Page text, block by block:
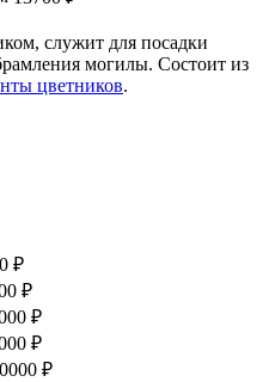
служит для посадки
могилы. Состоит из
цветников.
₽
₽
₽
₽
₽